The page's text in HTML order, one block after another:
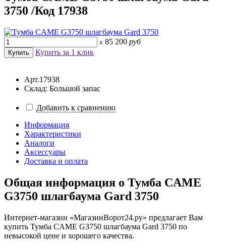
3750 /Код 17938
x 85 200 руб
Купить за 1 клик
Арт.17938
Склад: Большой запас
Добавить к сравнению
Информация
Характеристики
Аналоги
Аксессуары
Доставка и оплата
Общая информация о Тумба CAME
G3750 шлагбаума Gard 3750
Интернет-магазин «МагазинВорот24.ру» предлагает Вам
купить Тумба CAME G3750 шлагбаума Gard 3750 по
невысокой цене и хорошего качества.